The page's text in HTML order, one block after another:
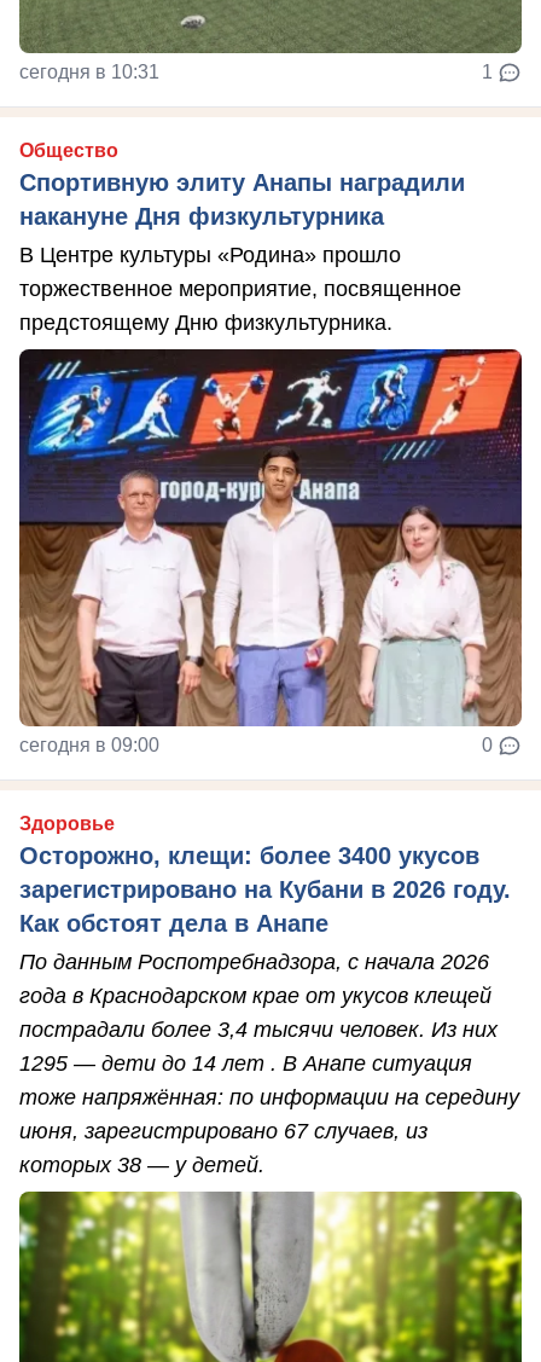
сегодня в 10:31 1
Общество
Спортивную элиту Анапы наградили
накануне Дня физкультурника
В Центре культуры «Родина» прошло
торжественное мероприятие, посвященное
предстоящему Дню физкультурника.
сегодня в 09:00 0
Здоровье
Осторожно, клещи: более 3400 укусов
зарегистрировано на Кубани в 2026 году.
Как обстоят дела в Анапе
По данным Роспотребнадзора, с начала 2026
года в Краснодарском крае от укусов клещей
пострадали более 3,4 тысячи человек. Из них
1295 — дети до 14 лет . В Анапе ситуация
тоже напряжённая: по информации на середину
июня, зарегистрировано 67 случаев, из
которых 38 — у детей.